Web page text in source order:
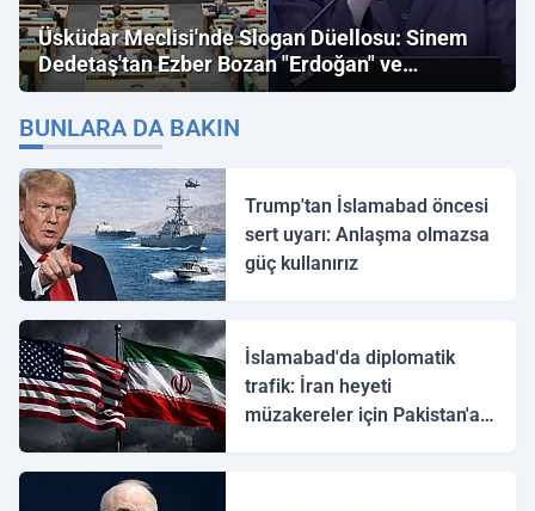
Üsküdar Meclisi'nde Slogan Düellosu: Sinem
Dedetaş'tan Ezber Bozan "Erdoğan" ve
"İmamoğlu" Çıkışı!
BUNLARA DA BAKIN
Trump'tan İslamabad öncesi
sert uyarı: Anlaşma olmazsa
güç kullanırız
İslamabad'da diplomatik
trafik: İran heyeti
müzakereler için Pakistan'a